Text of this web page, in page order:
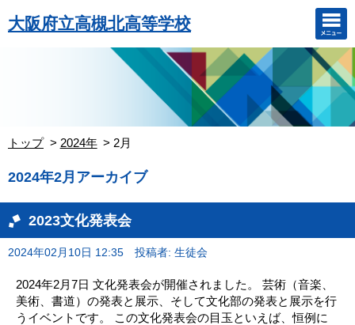
大阪府立高槻北高等学校
トップ 2024年 2月
2024年2月アーカイブ
2023文化発表会
2024年02月10日 12:35 投稿者: 生徒会
2024年2月7日 文化発表会が開催されました。 芸術（音楽、
美術、書道）の発表と展示、そして文化部の発表と展示を行
うイベントです。 この文化発表会の目玉といえば、恒例に